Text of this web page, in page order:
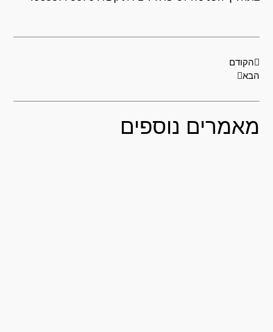
הקודם
נוספים